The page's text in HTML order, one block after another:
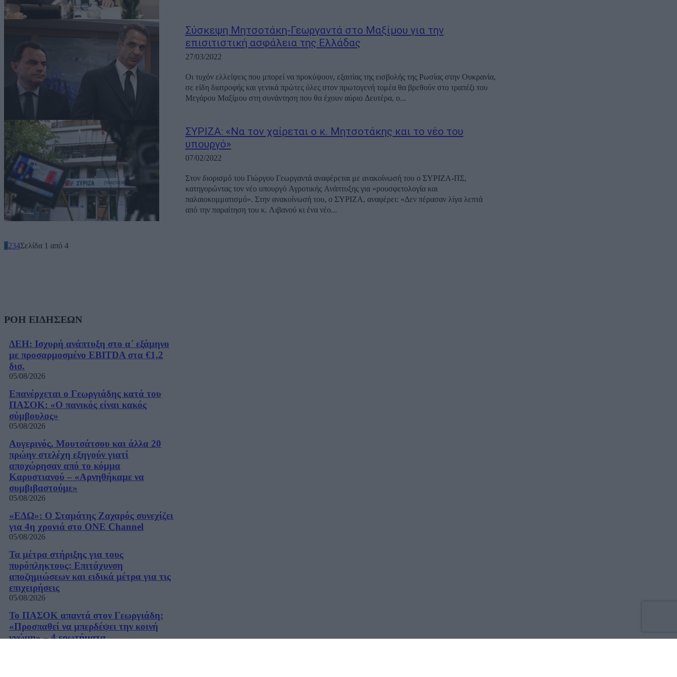
Σύσκεψη Μητσοτάκη-Γεωργαντά στο Μαξίμου για την
επισιτιστική ασφάλεια της Ελλάδας
27/03/2022
Οι τυχόν ελλείψεις που μπορεί να προκύψουν, εξαιτίας της εισβολής της Ρωσίας στην Ουκρανία,
σε είδη διατροφής και γενικά πρώτες ύλες στον πρωτογενή τομέα θα βρεθούν στο τραπέζι του
Μεγάρου Μαξίμου στη συνάντηση που θα έχουν αύριο Δευτέρα, ο...
ΣΥΡΙΖΑ: «Να τον χαίρεται ο κ. Μητσοτάκης και το νέο του
υπουργό»
07/02/2022
Στον διορισμό του Γιώργου Γεωργαντά αναφέρεται με ανακοίνωσή του ο ΣΥΡΙΖΑ-ΠΣ,
κατηγορώντας τον νέο υπουργό Αγροτικής Ανάπτυξης για «ρουσφετολογία και
παλαιοκομματισμό». Στην ανακοίνωσή του, ο ΣΥΡΙΖΑ, αναφέρει: «Δεν πέρασαν λίγα λεπτά
από την παραίτηση του κ. Λιβανού κι ένα νέο...
1 234Σελίδα 1 από 4
ΡΟΗ ΕΙΔΗΣΕΩΝ
ΔΕΗ: Ισχυρή ανάπτυξη στο α΄ εξάμηνο
με προσαρμοσμένο EBITDA στα €1,2
δισ.
05/08/2026
Επανέρχεται ο Γεωργιάδης κατά του
ΠΑΣΟΚ: «Ο πανικός είναι κακός
σύμβουλος»
05/08/2026
Αυγερινός, Μουτσάτσου και άλλα 20
πρώην στελέχη εξηγούν γιατί
αποχώρησαν από το κόμμα
Καρυστιανού – «Αρνηθήκαμε να
συμβιβαστούμε»
05/08/2026
«ΕΔΩ»: Ο Σταμάτης Ζαχαρός συνεχίζει
για 4η χρονιά στο ONE Channel
05/08/2026
Τα μέτρα στήριξης για τους
πυρόπληκτους: Επιτάχυνση
αποζημιώσεων και ειδικά μέτρα για τις
επιχειρήσεις
05/08/2026
Το ΠΑΣΟΚ απαντά στον Γεωργιάδη:
«Προσπαθεί να μπερδέψει την κοινή
γνώμη» – 4 ερωτήματα